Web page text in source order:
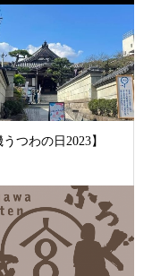
うつわの日2023】